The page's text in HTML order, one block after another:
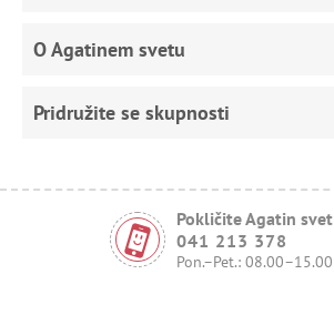
O Agatinem svetu
Pridružite se skupnosti
Pokličite Agatin svet
041 213 378
Pon.–Pet.: 08.00–15.00